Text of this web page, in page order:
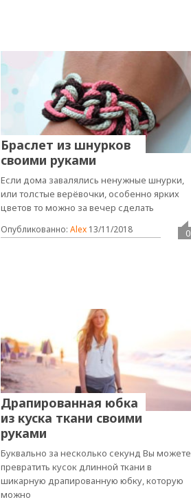
Браслет из шнурков
своими руками
Если дома завалялись ненужные шнурки,
или толстые верёвочки, особенно ярких
цветов то можно за вечер сделать
Опубликованно:Alex 13/11/2018 0
Драпированная юбка
из куска ткани своими
руками
Буквально за несколько секунд Вы можете
превратить кусок длинной ткани в
шикарную драпированную юбку, которую
можно